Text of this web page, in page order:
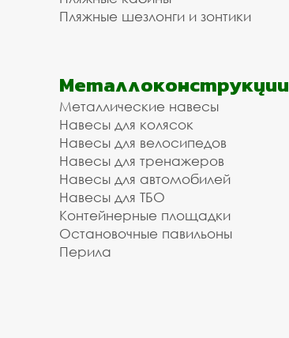
Пляжные шезлонги и зонтики
Металлоконструкции
Металлические навесы
Навесы для колясок
Навесы для велосипедов
Навесы для тренажеров
Навесы для автомобилей
Навесы для ТБО
Контейнерные площадки
Остановочные павильоны
Перила